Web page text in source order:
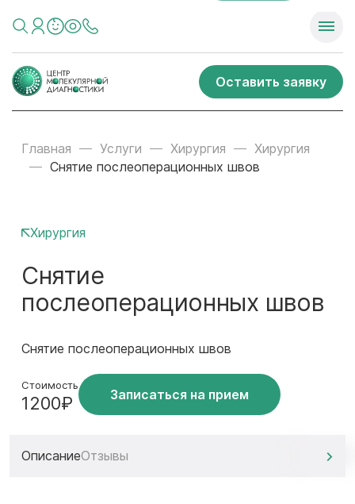
Оставить заявку
Главная Услуги Хирургия
Хирургия
Снятие послеоперационных швов
Хирургия
Снятие
послеоперационных швов
Снятие послеоперационных швов
Стоимость
1200₽ Записаться на прием
ОписаниеОтзывы